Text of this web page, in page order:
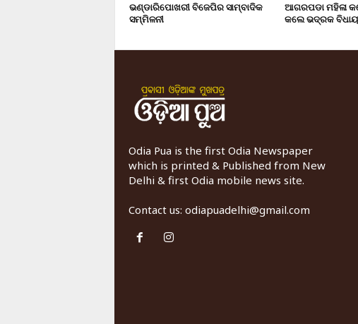
ଭଣ୍ଡାରିପୋଖରୀ ବିଜେପିର ସାମ୍ବାଦିକ
ସମ୍ମିଳନୀ
ଆଗରପଡା ମହିଳା
କଲେ ଭଦ୍ରକ
Odia Pua is the first Odia Newspaper
which is printed & Published from New
Delhi & first Odia mobile news site.
Contact us: odiapuadelhi@gmail.com